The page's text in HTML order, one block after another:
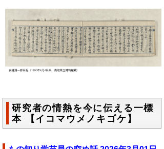
研究者の情熱を今に伝える一標
本 【イコマウメノキゴケ】